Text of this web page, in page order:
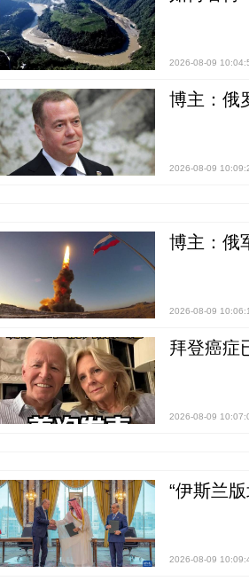
2026-08-09
博主：俄
2026-08-09
博主：俄
2026-08-09
拜登癌症
2026-08-09
“伊斯兰
2026-08-09